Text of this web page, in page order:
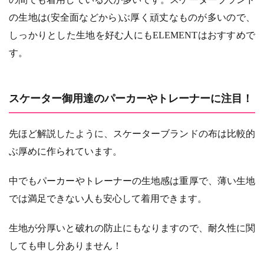
の生地は(安全面などから)ぶ厚く頑丈なものが多いので、
しっかりとした生地を好む人にもELEMENTはおすすめで
す。
スケーター御用達のパーカーやトレーナーに注目！
先ほど解説したように、スケーターブランドの布は比較的
ぶ厚めに作られています。
中でもパーカーやトレーナーの生地感は重厚で、薄い生地
では満足できない人も安心して着用できます。
生地が分厚いと破れの防止にもなりますので、耐久性に関
しても申し分ありません！